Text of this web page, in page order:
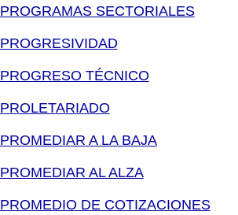
PROGRAMAS SECTORIALES
PROGRESIVIDAD
PROGRESO TÉCNICO
PROLETARIADO
PROMEDIAR A LA BAJA
PROMEDIAR AL ALZA
PROMEDIO DE COTIZACIONES